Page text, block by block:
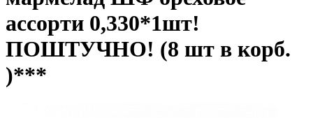
ассорти 0,330*1шт!
ПОШТУЧНО! (8 шт в корб.
)***